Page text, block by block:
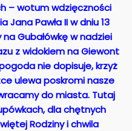
– wotum wdzięczności
Pawła II w dniu 13
na Gubałówkę w nadziei
z widokiem na Giewont
nie dopisuje, krzyż
ulewa poskromi nasze
do miasta. Tutaj
dla chętnych
Rodziny i chwila